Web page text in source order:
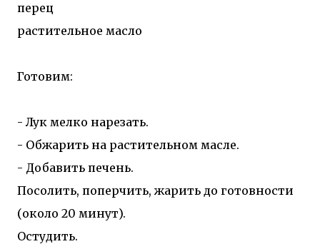
перец
растительное масло
Готовим:
- Лук мелко нарезать.
- Обжарить на растительном масле.
- Добавить печень.
Посолить, поперчить, жарить до готовности
(около 20 минут).
Остудить.